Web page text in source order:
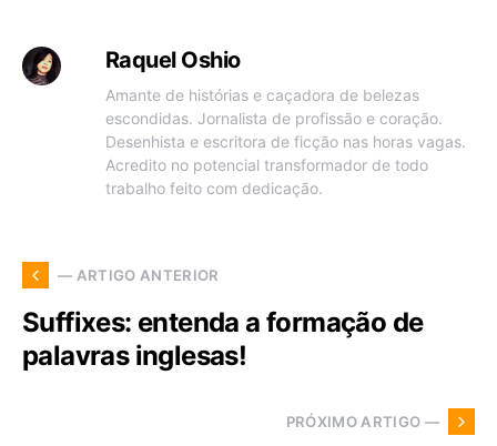
Raquel Oshio
Amante de histórias e caçadora de belezas
escondidas. Jornalista de profissão e coração.
Desenhista e escritora de ficção nas horas vagas.
Acredito no potencial transformador de todo
trabalho feito com dedicação.
— ARTIGO ANTERIOR
Suffixes: entenda a formação de
palavras inglesas!
PRÓXIMO ARTIGO —